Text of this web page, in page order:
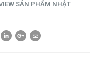
SẢN PHẨM NHẬT